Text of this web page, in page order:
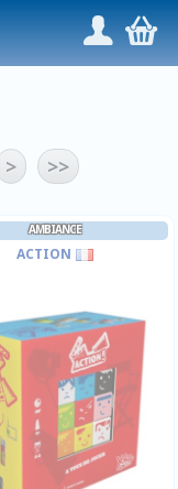
/,
> >>
AMBIANCE
ACTION